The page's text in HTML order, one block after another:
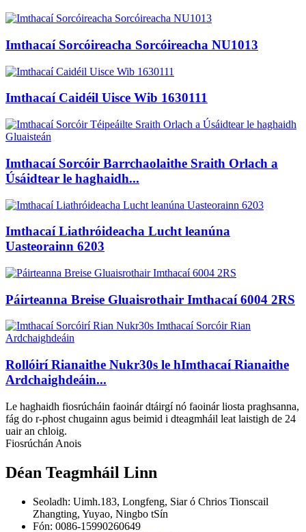
Imthacaí Sorcóireacha Sorcóireacha NU1013
Imthacaí Caidéil Uisce Wib 1630111
Imthacaí Sorcóir Barrchaolaithe Sraith Orlach a
Úsáidtear le haghaidh...
Imthacaí Liathróideacha Lucht leanúna
Uasteorainn 6203
Páirteanna Breise Gluaisrothair Imthacaí 6004 2RS
Rollóirí Rianaithe Nukr30s le hImthacaí Rianaithe
Ardchaighdeáin...
Le haghaidh fiosrúcháin faoinár dtáirgí nó faoinár liosta praghsanna,
fág do r-phost chugainn agus beimid i dteagmháil leat laistigh de 24
uair an chloig.
Fiosrúchán Anois
Déan Teagmháil Linn
Seoladh: Uimh.183, Longfeng, Siar ó Chrios Tionscail
Zhangting, Yuyao, Ningbo tSín
Fón: 0086-15990260649